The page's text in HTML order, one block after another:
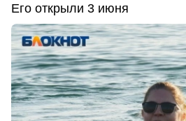
Его открыли 3 июня